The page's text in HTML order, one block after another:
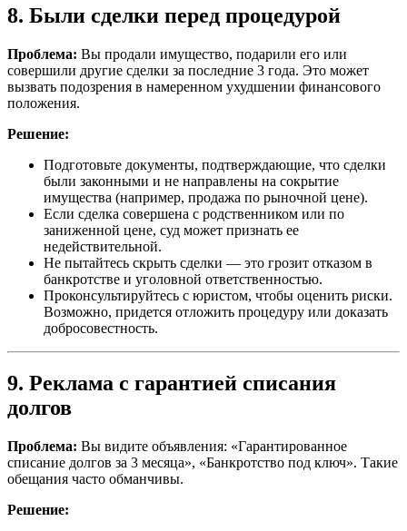
8. Были сделки перед процедурой
Проблема: Вы продали имущество, подарили его или
совершили другие сделки за последние 3 года. Это может
вызвать подозрения в намеренном ухудшении финансового
положения.
Решение:
Подготовьте документы, подтверждающие, что сделки
были законными и не направлены на сокрытие
имущества (например, продажа по рыночной цене).
Если сделка совершена с родственником или по
заниженной цене, суд может признать ее
недействительной.
Не пытайтесь скрыть сделки — это грозит отказом в
банкротстве и уголовной ответственностью.
Проконсультируйтесь с юристом, чтобы оценить риски.
Возможно, придется отложить процедуру или доказать
добросовестность.
9. Реклама с гарантией списания
долгов
Проблема: Вы видите объявления: «Гарантированное
списание долгов за 3 месяца», «Банкротство под ключ». Такие
обещания часто обманчивы.
Решение: